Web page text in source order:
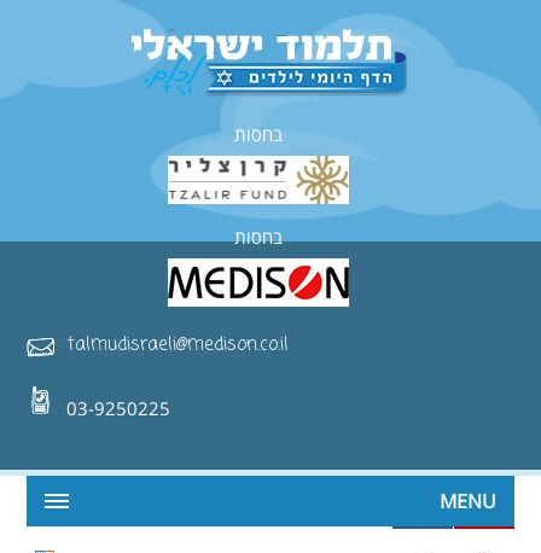
בחסות
בחסות
talmudisraeli@medison.co.il
03-9250225
MENU